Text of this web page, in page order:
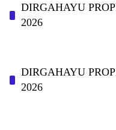
DIRGAHAYU
2026
DIRGAHAYU
2026